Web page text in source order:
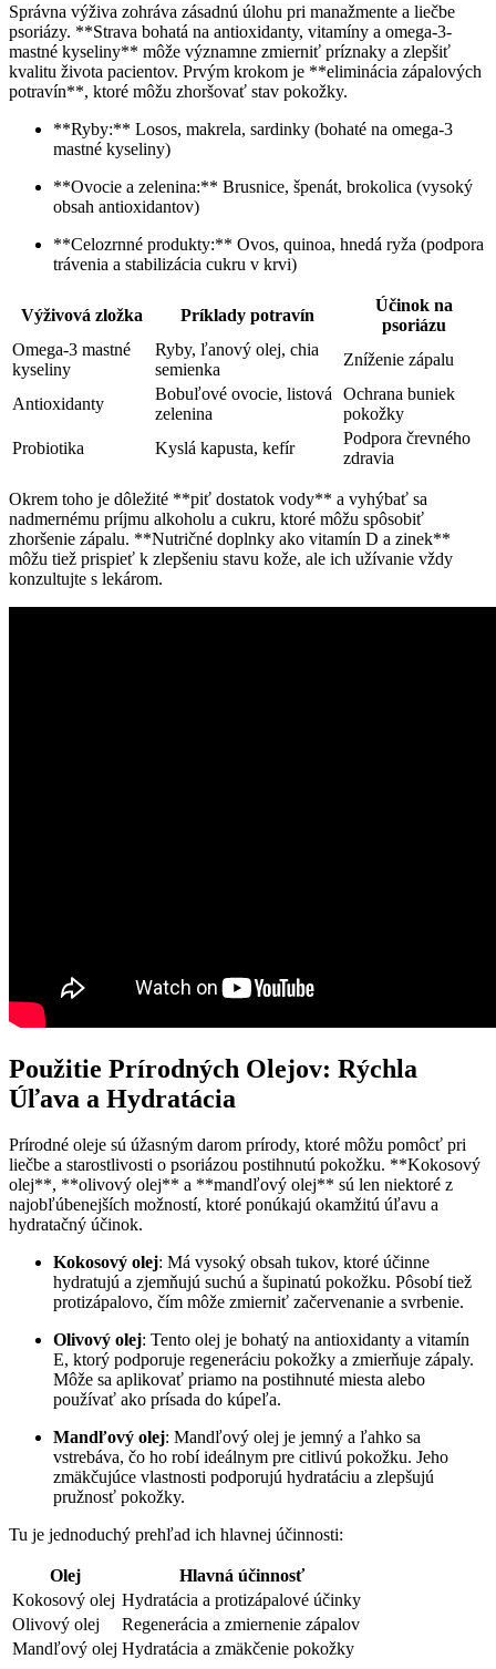
Správna výživa zohráva zásadnú úlohu pri manažmente a liečbe
psoriázy. **Strava bohatá na antioxidanty, vitamíny a omega-3-
mastné kyseliny** môže⁤ významne zmierniť príznaky a zlepšiť
kvalitu života⁢ pacientov. Prvým krokom je **eliminácia zápalových
potravín**, ktoré môžu zhoršovať stav pokožky.
**Ryby:** Losos, makrela, sardinky ⁣(bohaté na omega-3⁢
mastné kyseliny)
**Ovocie a zelenina:** Brusnice, špenát, ⁤brokolica (vysoký
obsah antioxidantov)
**Celozrnné⁢ produkty:** Ovos, quinoa, hnedá ryža (podpora
trávenia a stabilizácia cukru v krvi)
Výživová zložka Príklady potravín
Účinok na
psoriázu
Omega-3 ​mastné
kyseliny
Ryby, ľanový olej, chia
semienka
Zníženie zápalu
Antioxidanty
Bobuľové ‌ovocie, listová
zelenina
Ochrana buniek
pokožky
Probiotika
Kyslá kapusta, kefír
Podpora črevného
zdravia
Okrem toho je dôležité ​**piť dostatok vody**‍ a vyhýbať ⁣sa
nadmernému príjmu alkoholu a cukru, ktoré môžu spôsobiť
zhoršenie zápalu. **Nutričné doplnky ako vitamín D a zinek**
môžu tiež prispieť k zlepšeniu stavu kože,⁤ ale ich užívanie vždy
‌konzultujte s lekárom.
Použitie Prírodných Olejov: Rýchla
Úľava‌ a Hydratácia
Prírodné oleje sú úžasným darom ‌prírody, ktoré môžu ⁢pomôcť pri
liečbe a starostlivosti o psoriázou postihnutú pokožku. **Kokosový
⁣olej**,⁤ **olivový olej** a **mandľový olej**‍ sú len niektoré z
najobľúbenejších možností, ktoré ponúkajú‌ okamžitú úľavu a ​
hydratačný účinok.
Kokosový olej: Má vysoký obsah tukov, ktoré účinne
hydratujú a zjemňujú suchú a šupinatú pokožku. Pôsobí tiež
protizápalovo, ⁣čím môže zmierniť začervenanie​ a svrbenie.
Olivový olej: Tento olej je bohatý na antioxidanty a vitamín
E, ktorý podporuje regeneráciu pokožky a zmierňuje zápaly.
Môže sa aplikovať​ priamo ​na postihnuté miesta alebo
⁤používať‌ ako prísada do kúpeľa.
Mandľový olej: Mandľový olej je jemný ‌a ľahko sa
vstrebáva, čo​ ho⁣ robí ideálnym pre citlivú⁢ pokožku. Jeho
zmäkčujúce vlastnosti podporujú hydratáciu a ‌zlepšujú
pružnosť pokožky.
Tu je jednoduchý ⁤prehľad ich hlavnej účinnosti:
Olej
Hlavná účinnosť
Kokosový olej Hydratácia a protizápalové účinky
Olivový olej
Regenerácia a zmiernenie zápalov
Mandľový olej Hydratácia ⁤a zmäkčenie⁢ pokožky